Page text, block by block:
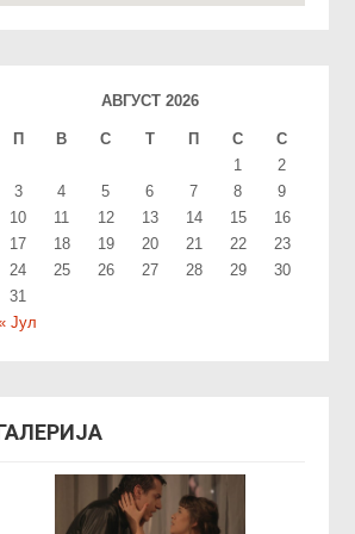
АВГУСТ 2026
П В С T П С С
Јул
1
2
3
4 5 6 7 8
9
10
11 12 13 14 15
16
17
18 19 20 21 22
23
24
25 26 27 28 29
30
31